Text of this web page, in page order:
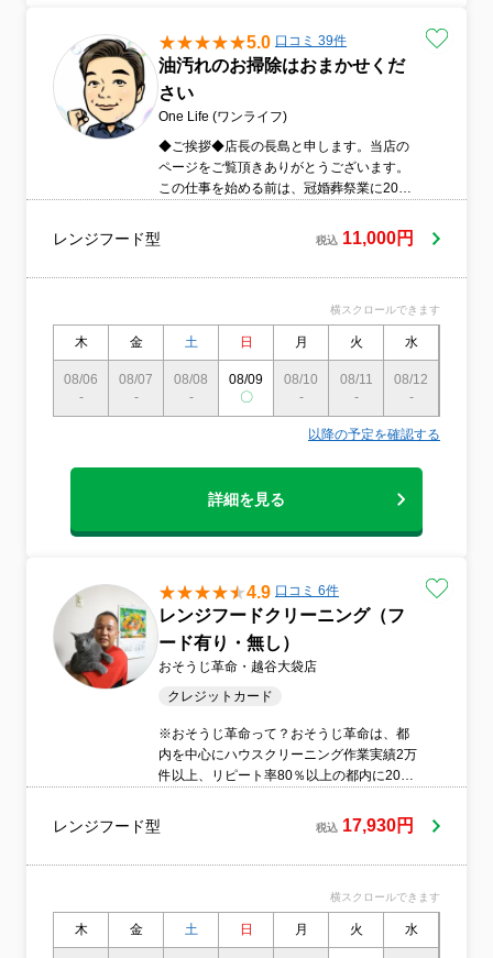
5.0 口コミ 39件
油汚れのお掃除はおまかせくだ
さい
One Life (ワンライフ)
◆ご挨拶◆店長の長島と申します。当店の
ページをご覧頂きありがとうございます。
この仕事を始める前は、冠婚葬祭業に20年
せて頂きました。前職の経験を活かし、初
めてハウスクリーニングを頼むお客様も多
供し、満足して頂けるよう日々心がけてい
ます。また、当店では常にお客様のニーズ
ご提供致します。施工に際し、細心の注意
を払い作業いたしますが、万が一に備えて
損害保険にも加入しておりますのでご安心
ください。また、私は動物好きですのでペ
いたします。
レンジフード型 税込 11,000円
横スクロールできます
木 金 土 日 月 火 水
08/06
-
08/07
-
08/08
-
08/09
〇
08/10
-
08/11
-
08/12
-
以降の予定を確認する
詳細を見る
4.9 口コミ 6件
レンジフードクリーニング（フ
ード有り・無し）
おそうじ革命・越谷大袋店
クレジットカード
※おそうじ革命って？おそうじ革命は、都
内を中心にハウスクリーニング作業実績2万
件以上、リピート率80％以上の都内に20店
私、吉沼はおそうじ革命で約1年間、さまざ
まハウスクリーニングやエアコンクリーニ
す。安心して、ご依頼ください。
レンジフード型 税込 17,930円
横スクロールできます
木 金 土 日 月 火 水